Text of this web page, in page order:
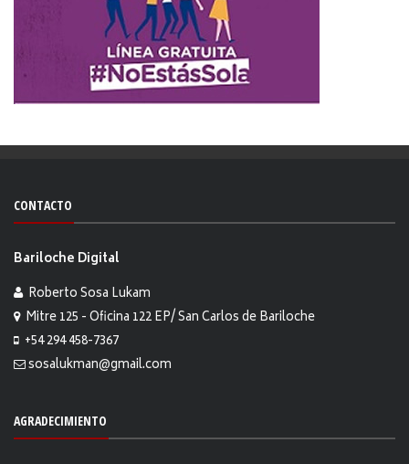
CONTACTO
Bariloche Digital
Roberto Sosa Lukam
Mitre 125 - Oficina 122 EP/ San Carlos de Bariloche
+54 294 458-7367
sosalukman@gmail.com
AGRADECIMIENTO